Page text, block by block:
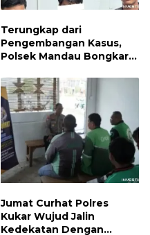
Terungkap dari
Pengembangan Kasus,
Polsek Mandau Bongkar
Ekstasi di Air Jamban,
Tiga Pelaku Diamankan
Jumat Curhat Polres
Kukar Wujud Jalin
Kedekatan Dengan